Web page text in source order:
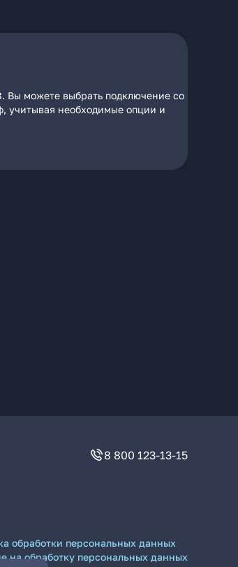
Вы можете выбрать подключение со
учитывая необходимые опции и
8 800 123-13-15
обработки персональных данных
на обработку персональных данных